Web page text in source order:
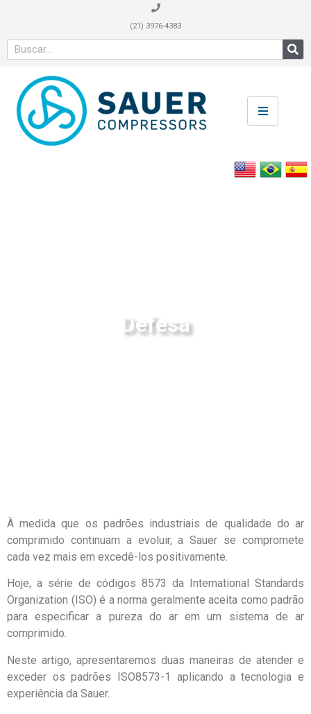
(21) 3976-4383
Defesa
À medida que os padrões industriais de qualidade do ar
comprimido continuam a evoluir, a Sauer se compromete
cada vez mais em excedê-los positivamente.
Hoje, a série de códigos 8573 da International Standards
Organization (ISO) é a norma geralmente aceita como padrão
para especificar a pureza do ar em um sistema de ar
comprimido.
Neste artigo, apresentaremos duas maneiras de atender e
exceder os padrões ISO8573-1 aplicando a tecnologia e
experiência da Sauer.